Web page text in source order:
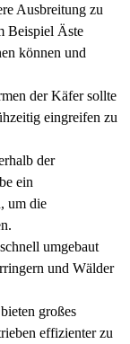
Ausbreitung zu
Beispiel Äste
können und
der Käfer sollte
eingreifen zu
der
ein
um die
umgebaut
und Wälder
großes
effizienter zu